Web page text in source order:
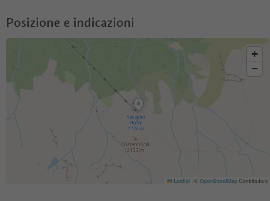
Posizione e indicazioni
+
−
Leaflet | ©OpenStreetMapContributors